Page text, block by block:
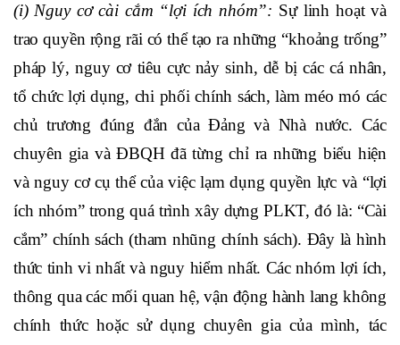
(i) Nguy cơ cài cắm “lợi ích nhóm”: Sự linh hoạt và
trao quyền rộng rãi có thể tạo ra những “khoảng trống”
pháp lý, nguy cơ tiêu cực nảy sinh, dễ bị các cá nhân,
tổ chức lợi dụng, chi phối chính sách, làm méo mó các
chủ trương đúng đắn của Đảng và Nhà nước. Các
chuyên gia và ĐBQH đã từng chỉ ra những biểu hiện
và nguy cơ cụ thể của việc lạm dụng quyền lực và “lợi
ích nhóm” trong quá trình xây dựng PLKT, đó là: “Cài
cắm” chính sách (tham nhũng chính sách). Đây là hình
thức tinh vi nhất và nguy hiểm nhất. Các nhóm lợi ích,
thông qua các mối quan hệ, vận động hành lang không
chính thức hoặc sử dụng chuyên gia của mình, tác